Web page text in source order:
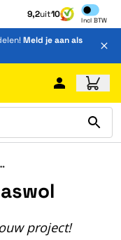
9,2uit10
Incl BTW
Inclusief
Meld je aan als
Palletvoordeel
project!